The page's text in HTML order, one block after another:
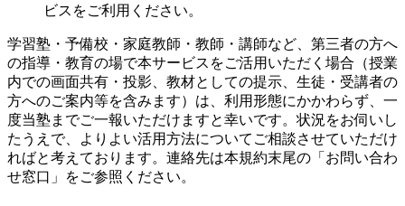
ビスをご利用ください。
学習塾・予備校・家庭教師・教師・講師など、第三者の方へ
の指導・教育の場で本サービスをご活用いただく場合（授業
内での画面共有・投影、教材としての提示、生徒・受講者の
方へのご案内等を含みます）は、利用形態にかかわらず、一
度当塾までご一報いただけますと幸いです。状況をお伺いし
たうえで、よりよい活用方法についてご相談させていただけ
ればと考えております。連絡先は本規約末尾の「お問い合わ
せ窓口」をご参照ください。